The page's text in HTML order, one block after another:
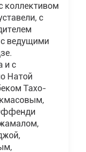
коллективом
с
ведущими
и с
Натой
Тахо-